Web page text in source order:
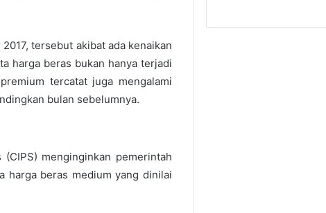
tersebut akibat ada kenaikan
harga beras bukan hanya terjadi
tercatat juga mengalami
bulan sebelumnya.
menginginkan pemerintah
harga beras medium yang dinilai